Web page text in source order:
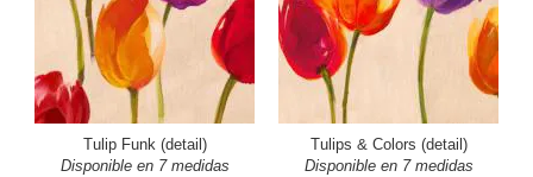
Tulip Funk (detail)
Disponible en 7 medidas
Tulips & Colors (detail)
Disponible en 7 medidas